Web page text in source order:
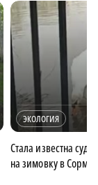
ЭКОЛОГИЯ
Стала известна
на зимовку в